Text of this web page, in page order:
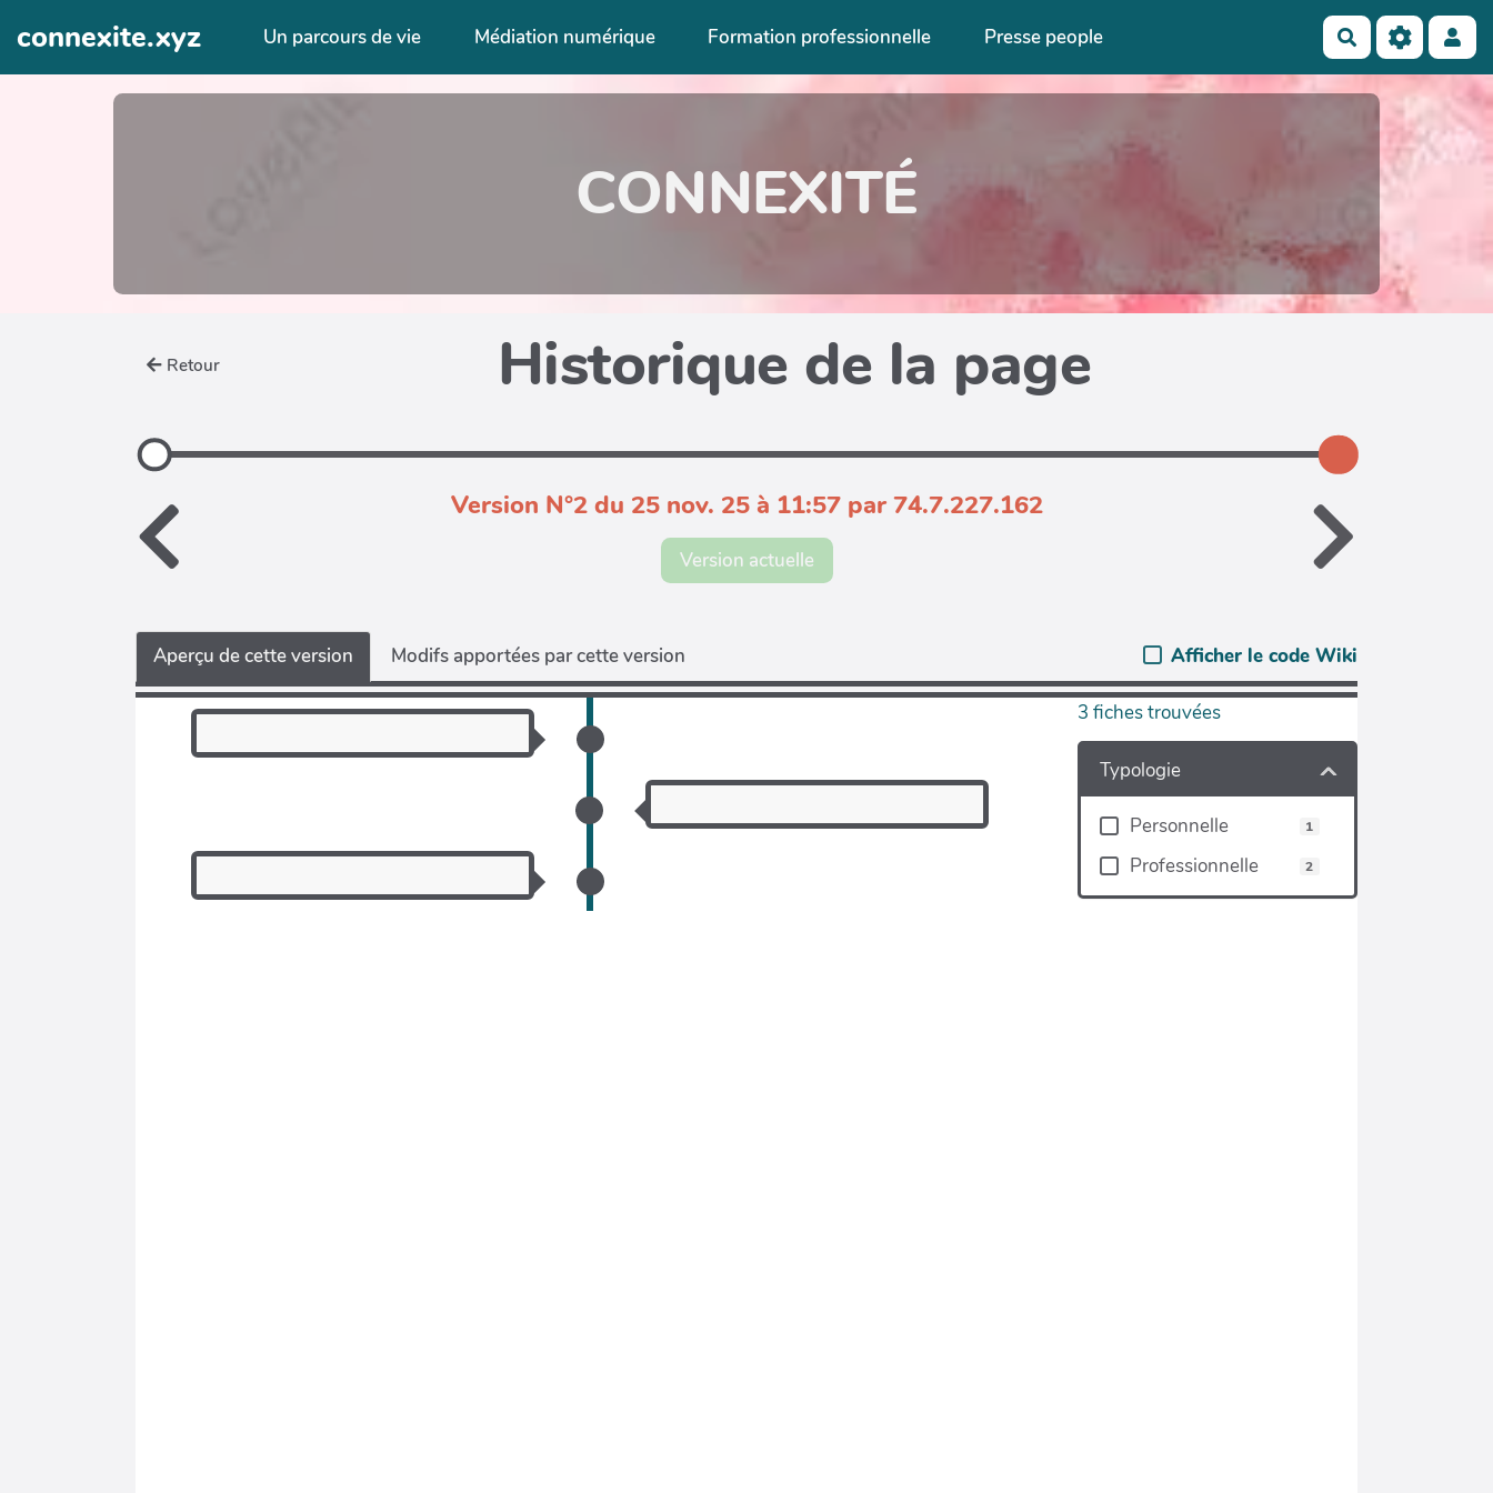
Aller au contenu principal
connexite.xyz Un parcours de vie Médiation numérique Formation professionnelle Presse people Rechercher
CONNEXITÉ
Retour Historique de la page
Version N°2 du 25 nov. 25 à 11:57 par 74.7.227.162
Version actuelle
Aperçu de cette version Modifs apportées par cette version Afficher le code Wiki